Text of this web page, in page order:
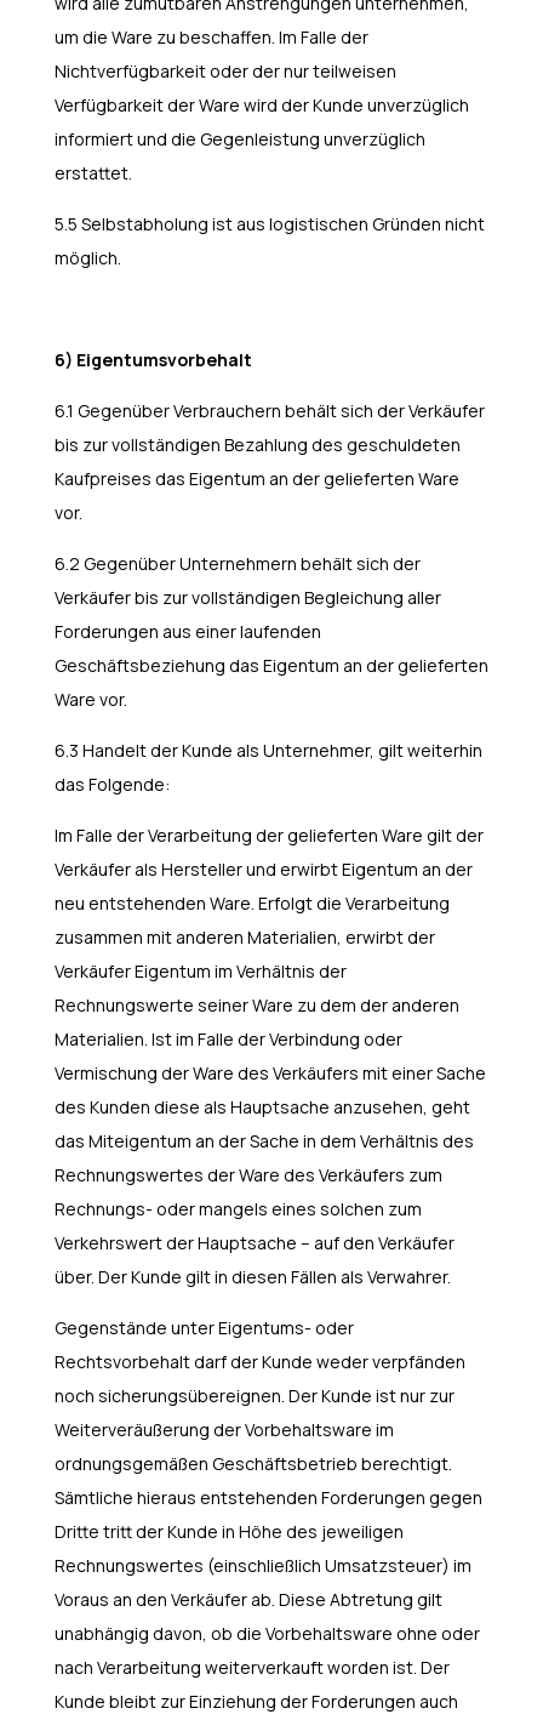
um die Ware zu beschaffen. Im Falle der
Nichtverfügbarkeit oder der nur teilweisen
Verfügbarkeit der Ware wird der Kunde unverzüglich
informiert und die Gegenleistung unverzüglich
erstattet.
5.5 Selbstabholung ist aus logistischen Gründen nicht
möglich.
6) Eigentumsvorbehalt
6.1 Gegenüber Verbrauchern behält sich der Verkäufer
bis zur vollständigen Bezahlung des geschuldeten
Kaufpreises das Eigentum an der gelieferten Ware
vor.
6.2 Gegenüber Unternehmern behält sich der
Verkäufer bis zur vollständigen Begleichung aller
Forderungen aus einer laufenden
Geschäftsbeziehung das Eigentum an der gelieferten
Ware vor.
6.3 Handelt der Kunde als Unternehmer, gilt weiterhin
das Folgende:
Im Falle der Verarbeitung der gelieferten Ware gilt der
Verkäufer als Hersteller und erwirbt Eigentum an der
neu entstehenden Ware. Erfolgt die Verarbeitung
zusammen mit anderen Materialien, erwirbt der
Verkäufer Eigentum im Verhältnis der
Rechnungswerte seiner Ware zu dem der anderen
Materialien. Ist im Falle der Verbindung oder
Vermischung der Ware des Verkäufers mit einer Sache
des Kunden diese als Hauptsache anzusehen, geht
das Miteigentum an der Sache in dem Verhältnis des
Rechnungswertes der Ware des Verkäufers zum
Rechnungs- oder mangels eines solchen zum
Verkehrswert der Hauptsache – auf den Verkäufer
über. Der Kunde gilt in diesen Fällen als Verwahrer.
Gegenstände unter Eigentums- oder
Rechtsvorbehalt darf der Kunde weder verpfänden
noch sicherungsübereignen. Der Kunde ist nur zur
Weiterveräußerung der Vorbehaltsware im
ordnungsgemäßen Geschäftsbetrieb berechtigt.
Sämtliche hieraus entstehenden Forderungen gegen
Dritte tritt der Kunde in Höhe des jeweiligen
Rechnungswertes (einschließlich Umsatzsteuer) im
Voraus an den Verkäufer ab. Diese Abtretung gilt
unabhängig davon, ob die Vorbehaltsware ohne oder
nach Verarbeitung weiterverkauft worden ist. Der
Kunde bleibt zur Einziehung der Forderungen auch